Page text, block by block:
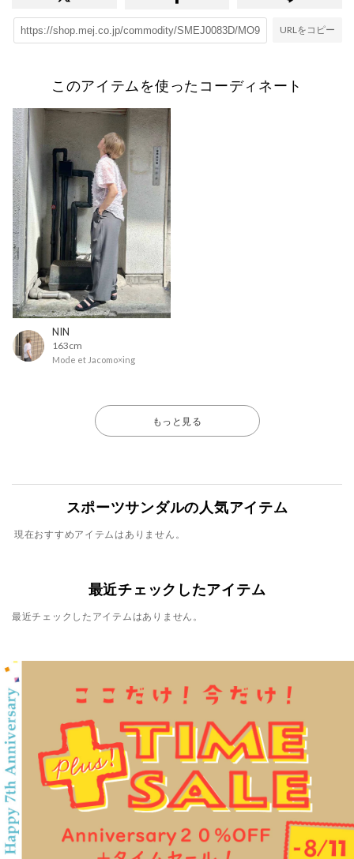
URLをコピー
このアイテムを使ったコーディネート
NIN
163cm
Mode et Jacomo×ing
もっと見る
スポーツサンダルの人気アイテム
現在おすすめアイテムはありません。
最近チェックしたアイテム
最近チェックしたアイテムはありません。